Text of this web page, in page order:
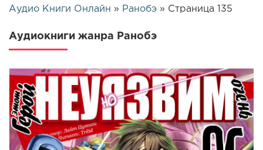
Аудио Книги Онлайн » Ранобэ » Страница 135
Аудиокниги жанра Ранобэ